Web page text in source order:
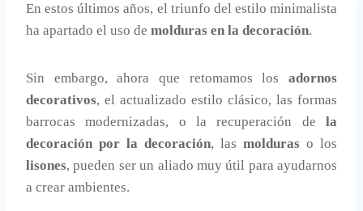
En estos últimos años, el triunfo del estilo minimalista
ha apartado el uso de molduras en la decoración.
Sin embargo, ahora que retomamos los adornos
decorativos, el actualizado estilo clásico, las formas
barrocas modernizadas, o la recuperación de la
decoración por la decoración, las molduras o los
lisones, pueden ser un aliado muy útil para ayudarnos
a crear ambientes.